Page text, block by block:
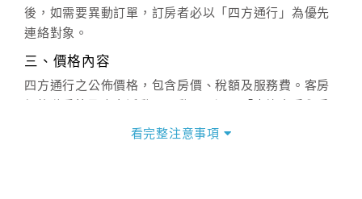
後，如需要異動訂單，訂房者必以「四方通行」為優先
連絡對象。
三、價格內容
四方通行之公佈價格，包含房價、稅額及服務費。客房
價」之當日價格為標準。
看完整注意事項